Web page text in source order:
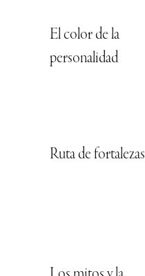
El color de la
personalidad
Ruta de fortalezas